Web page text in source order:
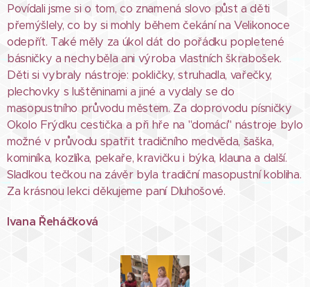
Povídali jsme si o tom, co znamená slovo půst a děti
přemýšlely, co by si mohly během čekání na Velikonoce
odepřít. Také měly za úkol dát do pořádku popletené
básničky a nechyběla ani výroba vlastních škrabošek.
Děti si vybraly nástroje: pokličky, struhadla, vařečky,
plechovky s luštěninami a jiné a vydaly se do
masopustního průvodu městem. Za doprovodu písničky
Okolo Frýdku cestička a při hře na "domácí" nástroje bylo
možné v průvodu spatřit tradičního medvěda, šaška,
kominíka, kozlíka, pekaře, kravičku i býka, klauna a další.
Sladkou tečkou na závěr byla tradiční masopustní kobliha.
Za krásnou lekci děkujeme paní Dluhošové.
Ivana Řeháčková